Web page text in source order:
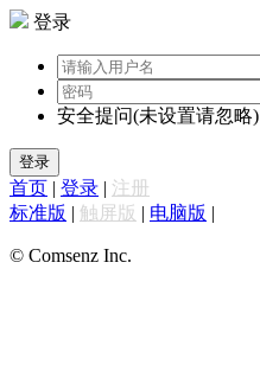
登录
安全提问(未设置请忽略)
登录
首页 | 登录 | 注册
标准版 | 触屏版 | 电脑版 |
© Comsenz Inc.